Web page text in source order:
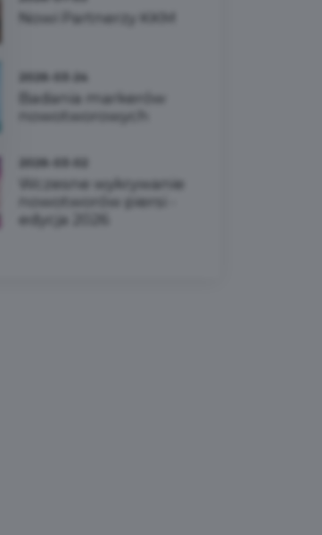
Nowi Partnerzy KKM
2026-03-24
Badania markerów
nowotworowych
Wczesne wykrywanie
nowotworów piersi -
edycja 2026